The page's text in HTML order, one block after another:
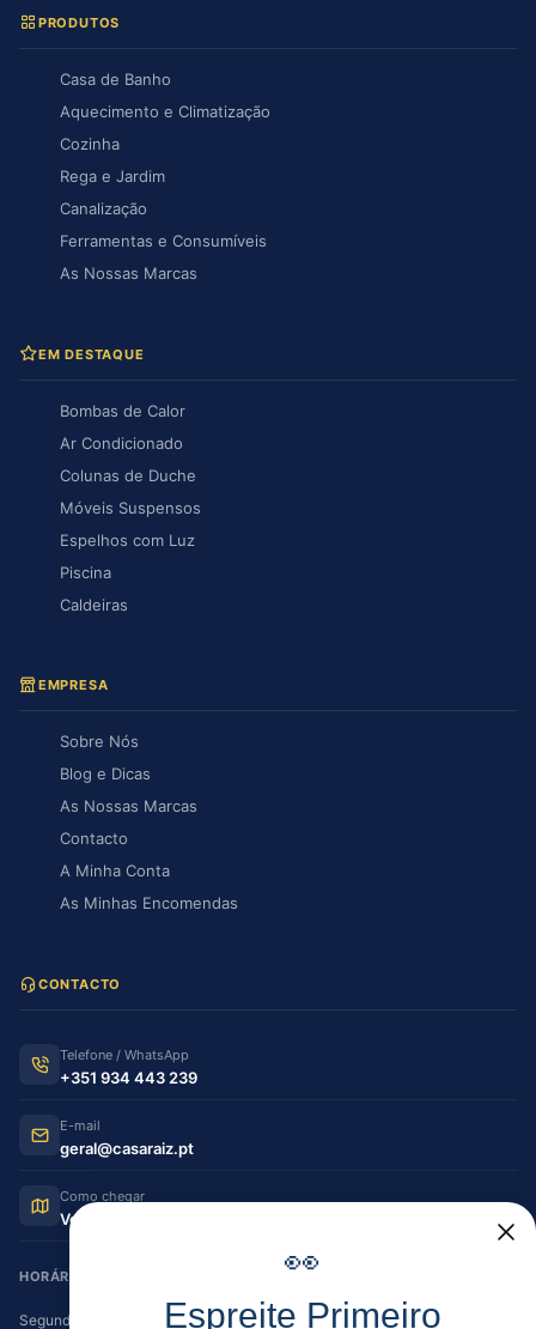
PRODUTOS
Casa de Banho
Aquecimento e Climatização
Cozinha
Rega e Jardim
Canalização
Ferramentas e Consumíveis
As Nossas Marcas
EM DESTAQUE
Bombas de Calor
Ar Condicionado
Colunas de Duche
Móveis Suspensos
Espelhos com Luz
Piscina
Caldeiras
EMPRESA
Sobre Nós
Blog e Dicas
As Nossas Marcas
Contacto
A Minha Conta
As Minhas Encomendas
CONTACTO
Telefone / WhatsApp
+351 934 443 239
E-mail
geral@casaraiz.pt
Como chegar
Ver no Google Maps
HORÁRIO DE FUNCIONAMENTO
Segunda — Sexta 08:30–12:30 | 14:00–19:30
👀
Espreite Primeiro